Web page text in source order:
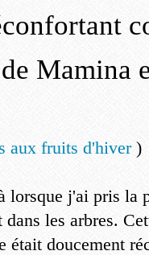
Mamina
aux fruits d'hiver)
j'ai pris la
les arbres.
était doucement